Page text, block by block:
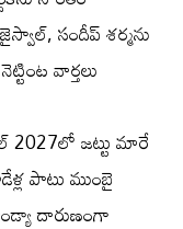
సందీప్ శర్మను
వార్తలు
2027లో జట్టు మారే
పాటు ముంబై
దారుణంగా